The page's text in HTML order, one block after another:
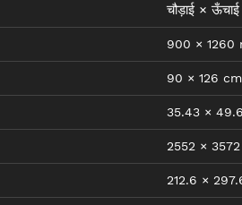
चौड़ाई × ऊँचाई
900 × 1260
90 × 126 cm
35.43 ×
2552 × 3572
212.6 ×